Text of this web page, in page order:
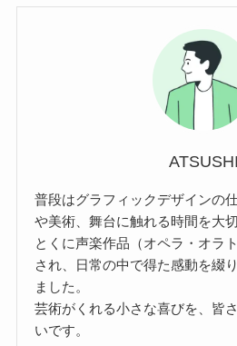
ATSUSHI
普段はグラフィックデザインの
や美術、舞台に触れる時間を大
とくに声楽作品（オペラ・オラ
され、日常の中で得た感動を綴
ました。
芸術がくれる小さな喜びを、皆
いです。